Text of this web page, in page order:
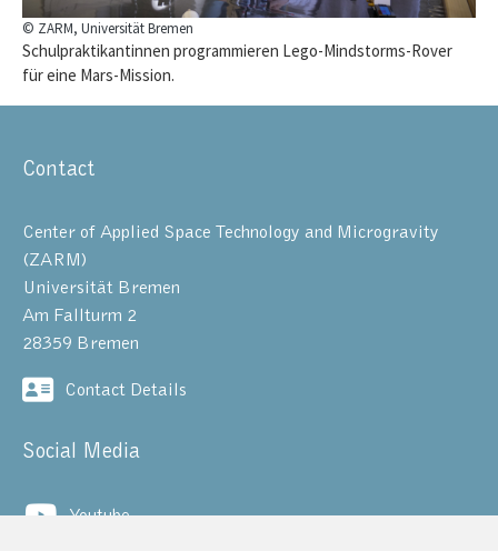
© ZARM, Universität Bremen
Schulpraktikantinnen programmieren Lego-Mindstorms-Rover
für eine Mars-Mission.
Contact
Center of Applied Space Technology and Microgravity
(ZARM)
Universität Bremen
Am Fallturm 2
28359 Bremen
Contact Details
Social Media
Youtube